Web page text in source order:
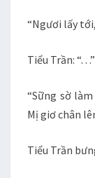
“Ngươi lấy
Tiểu Trần: “. . .”
“Sững sờ
Mị giơ chân
Tiểu Trần